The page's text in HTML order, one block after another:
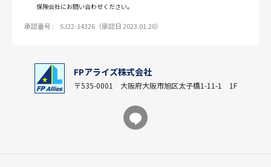
保険会社にお問い合わせください。
承認番号 : SJ22-14326（承認日 2023.01.20）
FPアライズ株式会社
〒535-0001 大阪府大阪市旭区太子橋1-11-1 1F